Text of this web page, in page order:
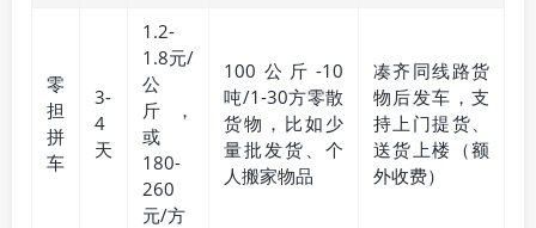
零
担
拼
车
3-
4
天
1.2-
1.8元/
公
斤，
或
180-
260
元/方
100公斤-10
吨/1-30方零散
货物，比如少
量批发货、个
人搬家物品
凑齐同线路货
物后发车，支
持上门提货、
送货上楼（额
外收费）